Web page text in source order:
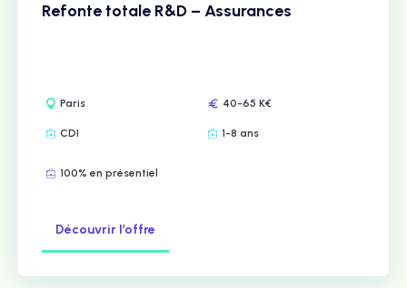
Refonte totale R&D – Assurances
Paris 40-65 K€
CDI 1-8 ans
100% en présentiel
Découvrir l’offre